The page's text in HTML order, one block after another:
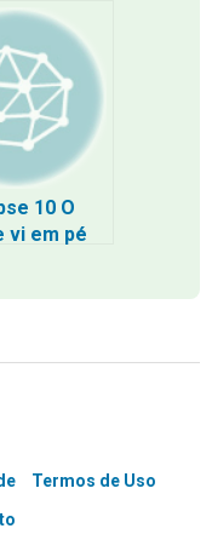
Diante do
10 O
vi em pé
Termos de Uso